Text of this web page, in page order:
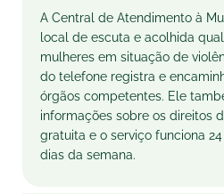
A Central de Atendimento à
local de escuta e acolhida
mulheres em situação de
do telefone registra e
órgãos competentes. Ele
informações sobre os direitos
gratuita e o serviço funciona
dias da semana.